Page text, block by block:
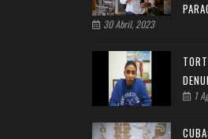
30 Abril, 2023
1